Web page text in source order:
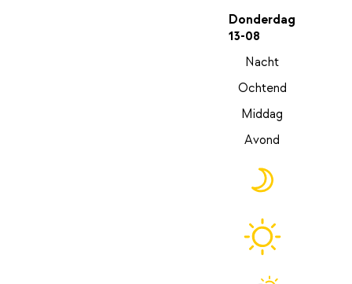
Donderdag
13-08
Nacht
Ochtend
Middag
Avond